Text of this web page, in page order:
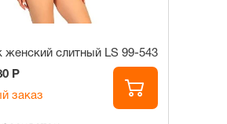
женский слитный LS 99-543
Р
заказ